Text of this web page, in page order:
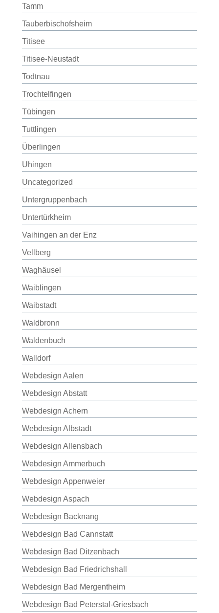
Tamm
Tauberbischofsheim
Titisee
Titisee-Neustadt
Todtnau
Trochtelfingen
Tübingen
Tuttlingen
Überlingen
Uhingen
Uncategorized
Untergruppenbach
Untertürkheim
Vaihingen an der Enz
Vellberg
Waghäusel
Waiblingen
Waibstadt
Waldbronn
Waldenbuch
Walldorf
Webdesign Aalen
Webdesign Abstatt
Webdesign Achern
Webdesign Albstadt
Webdesign Allensbach
Webdesign Ammerbuch
Webdesign Appenweier
Webdesign Aspach
Webdesign Backnang
Webdesign Bad Cannstatt
Webdesign Bad Ditzenbach
Webdesign Bad Friedrichshall
Webdesign Bad Mergentheim
Webdesign Bad Peterstal-Griesbach